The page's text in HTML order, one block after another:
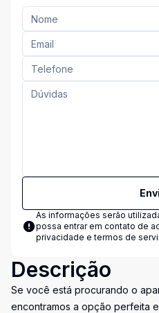
As informações serão
possa entrar em contato de
privacidade e termos de
Descrição
Se você está procurando o
encontramos a opção perfeita